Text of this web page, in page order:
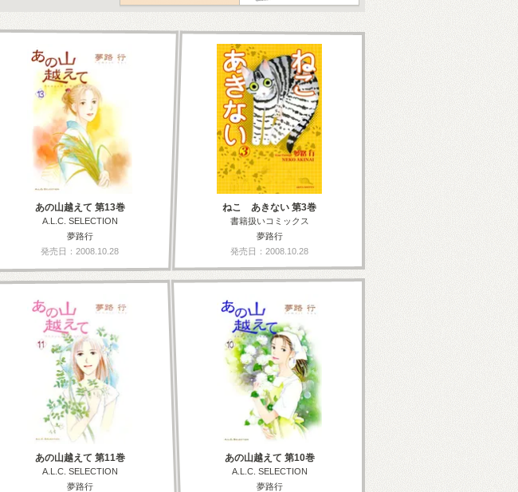
すべて
あの山越えて 第13巻
A.L.C. SELECTION
夢路行
発売日：2008.10.28
ねこ あきない 第3巻
書籍扱いコミックス
夢路行
発売日：2008.10.28
あの山越えて 第11巻
A.L.C. SELECTION
夢路行
あの山越えて 第10巻
A.L.C. SELECTION
夢路行